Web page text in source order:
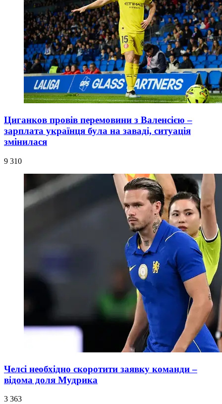
Циганков провів перемовини з Валенсією –
зарплата українця була на заваді, ситуація
змінилася
9 310
Челсі необхідно скоротити заявку команди –
відома доля Мудрика
3 363